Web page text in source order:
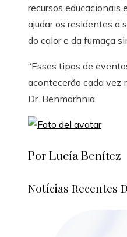
recursos educacionais
ajudar os residentes a
do calor e da fumaça
“Esses tipos de
acontecerão cada vez
Dr. Benmarhnia.
Por Lucía Benítez
Notícias Recentes